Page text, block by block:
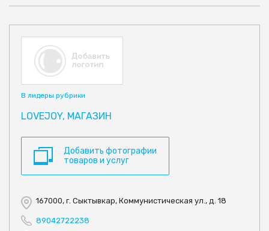
В лидеры рубрики
LOVEJOY, МАГАЗИН
Добавить фотографии
товаров и услуг
167000, г. Сыктывкар, Коммунистическая ул., д. 18
89042722238